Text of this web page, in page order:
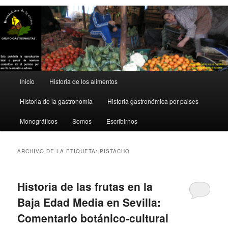
principal
Inicio Historia de los alimentos
Historia de la gastronomia Historia gastronómica por paises
Monográficos Somos Escribirnos
ARCHIVO DE LA ETIQUETA: PISTACHO
Historia de las frutas en la
Baja Edad Media en Sevilla:
Comentario botánico-cultural